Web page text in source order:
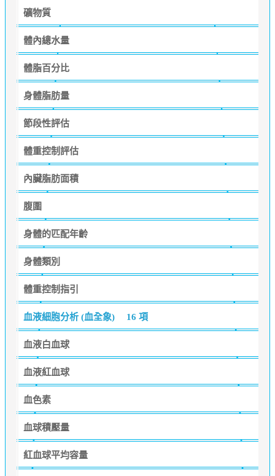
礦物質
體內總水量
體脂百分比
身體脂肪量
節段性評估
體重控制評估
內臟脂肪面積
腹圍
身體的匹配年齡
身體類別
體重控制指引
血液細胞分析 (血全象) 16 項
血液白血球
血液紅血球
血色素
血球積壓量
紅血球平均容量